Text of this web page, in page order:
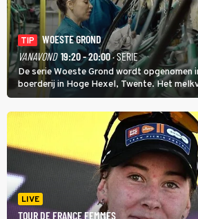
TIP
WOESTE GROND
VANAVOND 19:20 - 20:00· SERIE
De serie Woeste Grond wordt opgenomen
boerderij in Hoge Hexel, Twente. Het
koeien moest sluiten, omdat het dicht bij
ligt. In de serie heerst er een gevaarlijke
LIVE
TOUR DE FRANCE FEMMES